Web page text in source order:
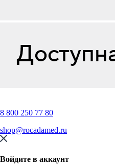
8 800 250 77 80
shop@rocadamed.ru
Войдите в аккаунт